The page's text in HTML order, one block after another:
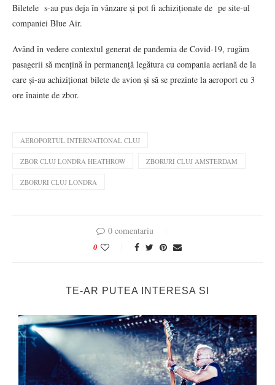
Biletele s-au pus deja în vânzare și pot fi achiziționate de pe site-ul
companiei Blue Air.
Având în vedere contextul generat de pandemia de Covid-19, rugăm
pasagerii să mențină în permanență legătura cu compania aeriană de la
care și-au achiziționat bilete de avion și să se prezinte la aeroport cu 3
ore înainte de zbor.
AEROPORTUL INTERNATIONAL CLUJ
ZBOR CLUJ LONDRA HEATHROW ZBORURI CLUJ AMSTERDAM
ZBORURI CLUJ LONDRA
0 comentariu
0
TE-AR PUTEA INTERESA SI